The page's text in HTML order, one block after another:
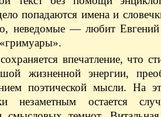
попадаются имена и
неведомые — любит
впечатление, что
жизненной энергии,
поэтической мысли. На
незаметным остается